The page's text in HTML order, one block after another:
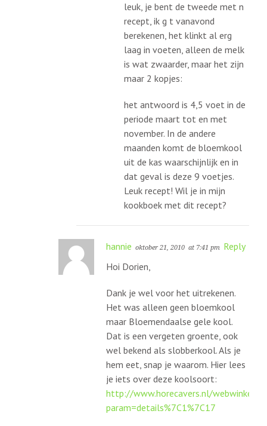
leuk, je bent de tweede met n
recept, ik g t vanavond
berekenen, het klinkt al erg
laag in voeten, alleen de melk
is wat zwaarder, maar het zijn
maar 2 kopjes:
het antwoord is 4,5 voet in de
periode maart tot en met
november. In de andere
maanden komt de bloemkool
uit de kas waarschijnlijk en in
dat geval is deze 9 voetjes.
Leuk recept! Wil je in mijn
kookboek met dit recept?
hannie oktober 21, 2010 at 7:41 pm Reply
Hoi Dorien,
Dank je wel voor het uitrekenen.
Het was alleen geen bloemkool
maar Bloemendaalse gele kool.
Dat is een vergeten groente, ook
wel bekend als slobberkool. Als je
hem eet, snap je waarom. Hier lees
je iets over deze koolsoort:
http://www.horecavers.nl/
param=details%7C1%7C17